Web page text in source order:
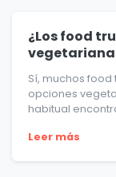
¿Los food
Sí, muchos
opciones
habitual
Leer más